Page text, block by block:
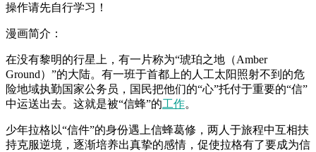
操作请先自行学习！
漫画简介：
在没有黎明的行星上，有一片称为“琥珀之地（Amber
Ground）”的大陆。有一班于首都上的人工太阳照射不到的危
险地域执勤国家公务员，国民把他们的“心”托付于重要的“信”
中运送出去。这就是被“信蜂”的工作。
少年拉格以“信件”的身份遇上信蜂葛修，两人于旅程中互相扶
持克服逆境，逐渐培养出真挚的感情，促使拉格有了要成为信